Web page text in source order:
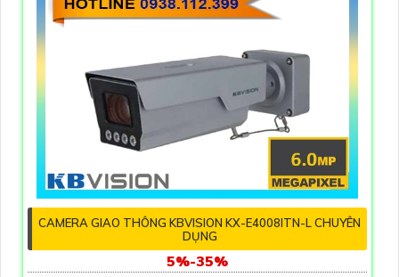
CAMERA GIAO THÔNG KBVISION KX-E4008ITN-L CHUYÊN
DỤNG
5%-35%